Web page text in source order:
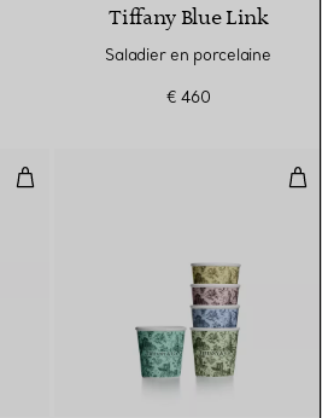
Tiffany Blue Link
Saladier en porcelaine
€ 460
Boîte Medium en porcelaine